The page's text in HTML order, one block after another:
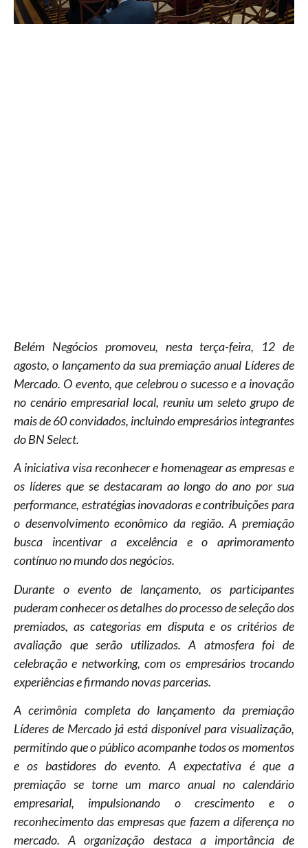
Belém Negócios promoveu, nesta terça-feira, 12 de
agosto, o lançamento da sua premiação anual Líderes de
Mercado. O evento, que celebrou o sucesso e a inovação
no cenário empresarial local, reuniu um seleto grupo de
mais de 60 convidados, incluindo empresários integrantes
do BN Select.
A iniciativa visa reconhecer e homenagear as empresas e
os líderes que se destacaram ao longo do ano por sua
performance, estratégias inovadoras e contribuições para
o desenvolvimento econômico da região. A premiação
busca incentivar a excelência e o aprimoramento
contínuo no mundo dos negócios.
Durante o evento de lançamento, os participantes
puderam conhecer os detalhes do processo de seleção dos
premiados, as categorias em disputa e os critérios de
avaliação que serão utilizados. A atmosfera foi de
celebração e networking, com os empresários trocando
experiências e firmando novas parcerias.
A cerimônia completa do lançamento da premiação
Líderes de Mercado já está disponível para visualização,
permitindo que o público acompanhe todos os momentos
e os bastidores do evento. A expectativa é que a
premiação se torne um marco anual no calendário
empresarial, impulsionando o crescimento e o
reconhecimento das empresas que fazem a diferença no
mercado. A organização destaca a importância de